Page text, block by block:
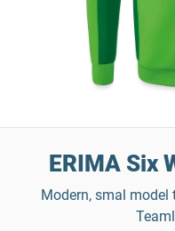
ERIMA Six
Modern, smal model